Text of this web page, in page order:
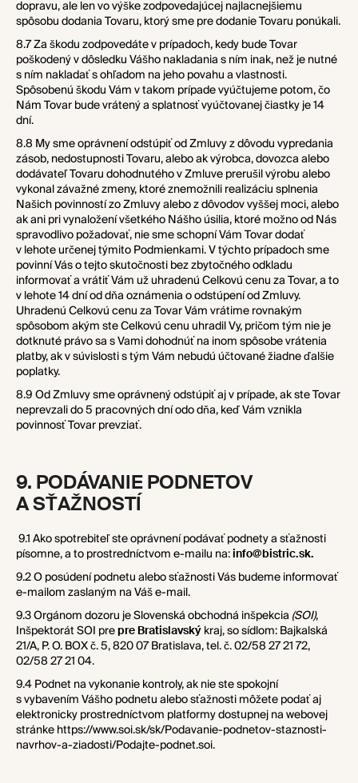
dopravu, ale len vo výške zodpovedajúcej najlacnejšiemu
spôsobu dodania Tovaru, ktorý sme pre dodanie Tovaru ponúkali.
8.7 Za škodu zodpovedáte v prípadoch, kedy bude Tovar
poškodený v dôsledku Vášho nakladania s ním inak, než je nutné
s ním nakladať s ohľadom na jeho povahu a vlastnosti.
Spôsobenú škodu Vám v takom prípade vyúčtujeme potom, čo
Nám Tovar bude vrátený a splatnosť vyúčtovanej čiastky je 14
dní.
8.8 My sme oprávnení odstúpiť od Zmluvy z dôvodu vypredania
zásob, nedostupnosti Tovaru, alebo ak výrobca, dovozca alebo
dodávateľ Tovaru dohodnutého v Zmluve prerušil výrobu alebo
vykonal závažné zmeny, ktoré znemožnili realizáciu splnenia
Našich povinností zo Zmluvy alebo z dôvodov vyššej moci, alebo
ak ani pri vynaložení všetkého Nášho úsilia, ktoré možno od Nás
spravodlivo požadovať, nie sme schopní Vám Tovar dodať
v lehote určenej týmito Podmienkami. V týchto prípadoch sme
povinní Vás o tejto skutočnosti bez zbytočného odkladu
informovať a vrátiť Vám už uhradenú Celkovú cenu za Tovar, a to
v lehote 14 dní od dňa oznámenia o odstúpení od Zmluvy.
Uhradenú Celkovú cenu za Tovar Vám vrátime rovnakým
spôsobom akým ste Celkovú cenu uhradil Vy, pričom tým nie je
dotknuté právo sa s Vami dohodnúť na inom spôsobe vrátenia
platby, ak v súvislosti s tým Vám nebudú účtované žiadne ďalšie
poplatky.
8.9 Od Zmluvy sme oprávnený odstúpiť aj v prípade, ak ste Tovar
neprevzali do 5 pracovných dní odo dňa, keď Vám vznikla
povinnosť Tovar prevziať.
9. PODÁVANIE PODNETOV
A SŤAŽNOSTÍ
9.1 Ako spotrebiteľ ste oprávnení podávať podnety a sťažnosti
písomne, a to prostredníctvom e-mailu na: info@bistric.sk.
9.2 O posúdení podnetu alebo sťažnosti Vás budeme informovať
e-mailom zaslaným na Váš e-mail.
9.3 Orgánom dozoru je Slovenská obchodná inšpekcia (SOI),
Inšpektorát SOI pre pre Bratislavský kraj, so sídlom: Bajkalská
21/A, P. O. BOX č. 5, 820 07 Bratislava, tel. č. 02/58 27 21 72,
02/58 27 21 04.
9.4 Podnet na vykonanie kontroly, ak nie ste spokojní
s vybavením Vášho podnetu alebo sťažnosti môžete podať aj
elektronicky prostredníctvom platformy dostupnej na webovej
stránke https://www.soi.sk/sk/Podavanie-podnetov-staznosti-
navrhov-a-ziadosti/Podajte-podnet.soi.